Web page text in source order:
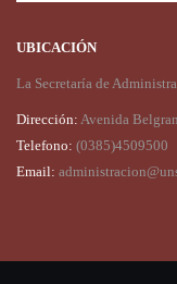
UBICACIÓN
La Secretaría de
Dirección: Avenida
Telefono: (0385)4509500
Email: